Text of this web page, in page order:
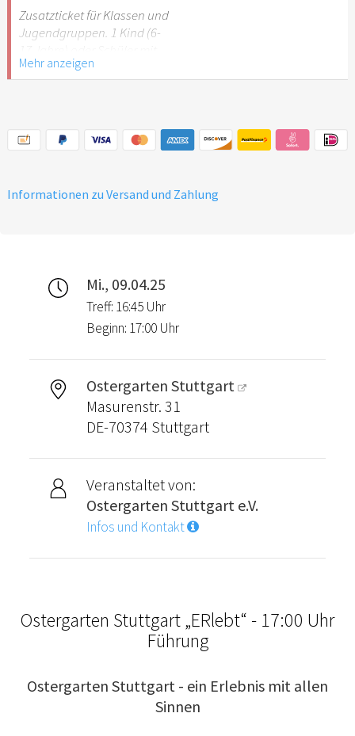
Stuttgart nicht
empfehlenswert.
Zusatzticket für Klassen und
Jugendgruppen. 1 Kind (6-
Schülerausweis.
Stuttgart nicht
empfehlenswert.
Mehr anzeigen
Informationen zu Versand und Zahlung
Mi., 09.04.25
Treff: 16:45 Uhr
Beginn: 17:00 Uhr
Ostergarten Stuttgart
Masurenstr. 31
DE-70374 Stuttgart
Veranstaltet von:
Ostergarten Stuttgart e.V.
Infos und Kontakt
Ostergarten Stuttgart „ERlebt“ - 17:00 Uhr
Führung
Ostergarten Stuttgart - ein Erlebnis mit allen
Sinnen